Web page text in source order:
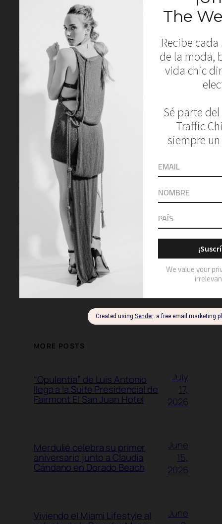
Comments
Leave a Reply
Your email address will not be published.
Required fields are marked
Comment*
MORE POSTS
“Opulentia” de Luis Antonio
llega a la Suite Presidencial de
Fairmont El San Juan Hotel
July
17,
2026
Merdulié celebra su primer
aniversario junto a Claudia
Cándano en Dorado Beach
June
15,
2026
Viviendo el Miami Lifestyle al
June